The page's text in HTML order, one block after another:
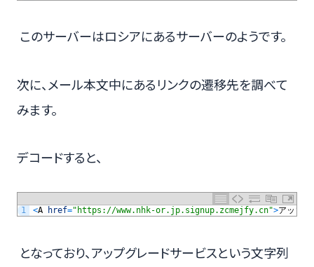
このサーバーはロシアにあるサーバーのようです。
次に、メール本文中にあるリンクの遷移先を調べて
みます。
デコードすると、
1 <A href="https://www.nhk-or.jp.signup.zcmejfy.cn">アップ
となっており、アップグレードサービスという文字列